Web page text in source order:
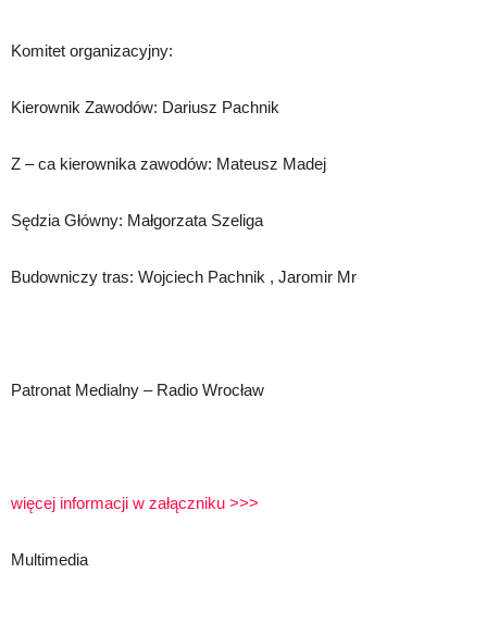
Komitet organizacyjny:
Kierownik Zawodów: Dariusz Pachnik
Z – ca kierownika zawodów: Mateusz Madej
Sędzia Główny: Małgorzata Szeliga
Budowniczy tras: Wojciech Pachnik , Jaromir Mr
Patronat Medialny – Radio Wrocław
więcej informacji w załączniku >>>
Multimedia